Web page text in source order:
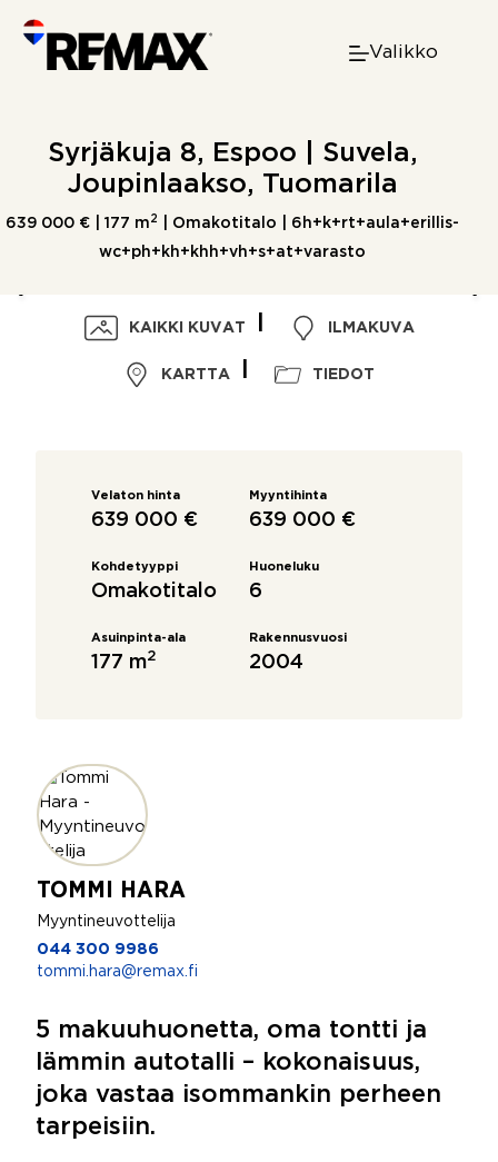
content
Valikko
Syrjäkuja 8, Espoo | Suvela,
Joupinlaakso, Tuomarila
639 000 € | 177 m 2 | Omakotitalo | 6h+k+rt+aula+erillis-
wc+ph+kh+khh+vh+s+at+varasto
KAIKKI KUVAT ILMAKUVA
KARTTA TIEDOT
Velaton hinta
639 000 €
Myyntihinta
639 000 €
Kohdetyyppi
Omakotitalo
Huoneluku
6
Asuinpinta-ala
177 m2
Rakennusvuosi
2004
TOMMI HARA
Myyntineuvottelija
044 300 9986
tommi.hara@remax.fi
5 makuuhuonetta, oma tontti ja
lämmin autotalli – kokonaisuus,
joka vastaa isommankin perheen
tarpeisiin.